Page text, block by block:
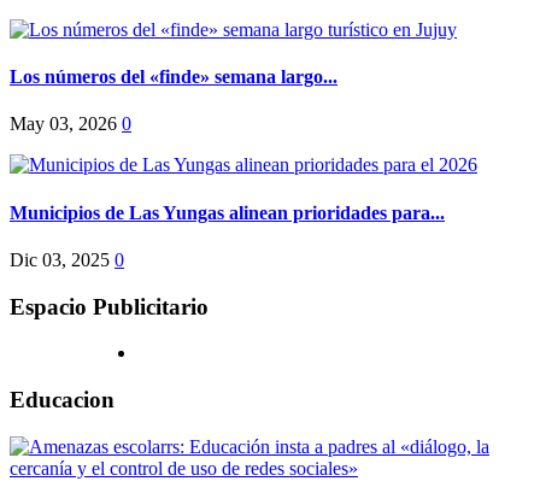
Los números del «finde» semana largo...
May 03, 2026 0
Municipios de Las Yungas alinean prioridades para...
Dic 03, 2025 0
Espacio Publicitario
Educacion